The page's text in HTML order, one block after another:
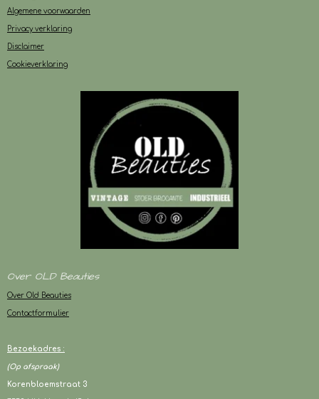
Algemene voorwaarden
Privacy verklaring
Disclaimer
Cookieverklaring
Over OLD Beauties
Over Old Beauties
Contactformulier
Bezoekadres :
(Op afspraak)
Korenbloemstraat 3